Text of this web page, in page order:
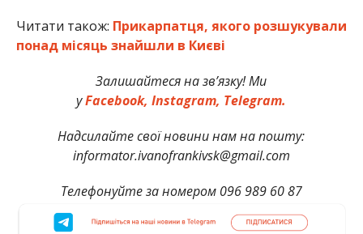
Читати також: Прикарпатця, якого розшукували
понад місяць знайшли в Києві
Залишайтеся на зв’язку! Ми
уFacebook, Instagram, Telegram.
Надсилайте свої новини нам на пошту:
informator.ivanofrankivsk@gmail.com
Телефонуйте за номером 096 989 60 87